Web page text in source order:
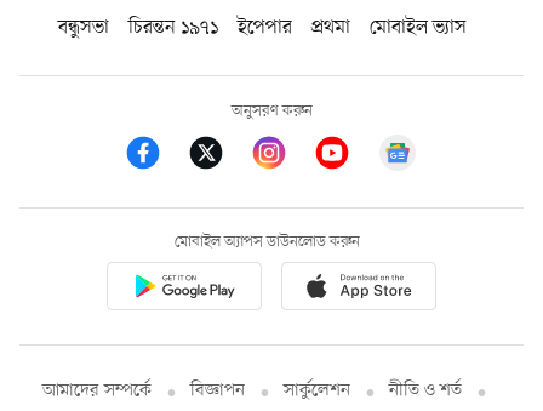
বন্ধুসভা
চিরন্তন ১৯৭১ ইপেপার প্রথমা মোবাইল ভ্যাস
অনুসরণ করুন
মোবাইল অ্যাপস ডাউনলোড করুন
আমাদের সম্পর্কে বিজ্ঞাপন সার্কুলেশন
নীতি ও শর্ত